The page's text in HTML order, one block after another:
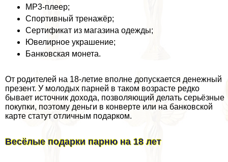
МР3-плеер;
Спортивный тренажёр;
Сертификат из магазина одежды;
Ювелирное украшение;
Банковская монета.
От родителей на 18-летие вполне допускается денежный
презент. У молодых парней в таком возрасте редко
бывает источник дохода, позволяющий делать серьёзные
покупки, поэтому деньги в конверте или на банковской
карте статут отличным подарком.
Весёлые подарки парню на 18 лет